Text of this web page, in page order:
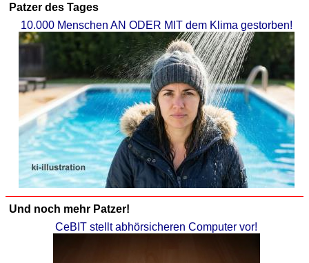
Patzer des Tages
10.000 Menschen AN ODER MIT dem Klima gestorben!
Und noch mehr Patzer!
CeBIT stellt abhörsicheren Computer vor!